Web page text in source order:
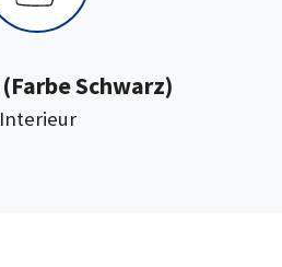
Interieur
:(Farbe Schwarz)